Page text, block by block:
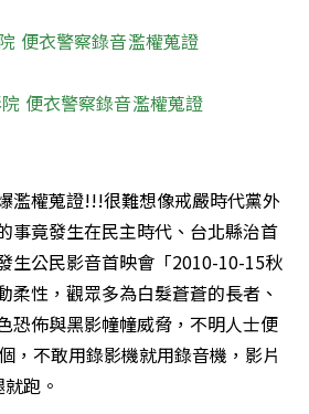
便衣警察錄音濫權蒐證
便衣警察錄音濫權蒐證
濫權蒐證!!!很難想像戒嚴時代黨外
事竟發生在民主時代、台北縣治首
生公民影音首映會「2010-10-15秋
柔性，觀眾多為白髮蒼蒼的長者、
恐佈與黑影幢幢威脅，不明人士便
，不敢用錄影機就用錄音機，影片
跑。